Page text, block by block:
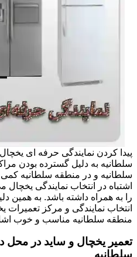
پیدا کردن نمایندگی حرفه ای
سلطانیه به دلیل گسترده بودن
سلطانیه و در منطقه سلطانیه
اشتباه در انتخاب نمایندگی
را به همراه داشته باشد. به همین
انتخاب نمایندگی و مرکز تعمیرات
منطقه سلطانیه مناسب و خوب
تعمیر یخچال و ساید در محل